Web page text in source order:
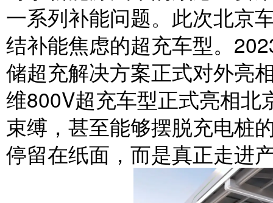
一系列补能问题。此次北京
结补能焦虑的超充车型。
储超充解决方案正式对外亮
维800V超充车型正式亮相
束缚，甚至能够摆脱充电桩
停留在纸面，而是真正走进